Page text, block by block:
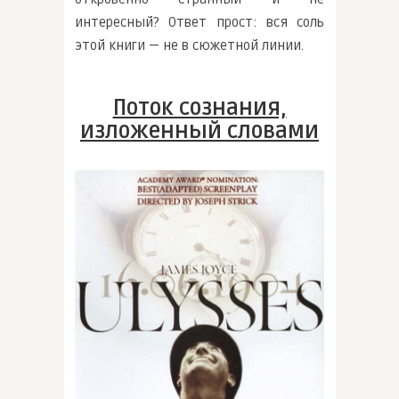
интересный? Ответ прост: вся соль
этой книги — не в сюжетной линии.
Поток сознания,
изложенный словами